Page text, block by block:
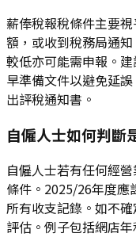
薪俸稅報稅條件主要
額，或收到稅務局通
較低亦可能需申報。
早準備文件以避免延
出評稅通知書。
自僱人士如何判斷
自僱人士若有任何經
條件。2025/26年度應
所有收支記錄。如不
評估。例子包括網店